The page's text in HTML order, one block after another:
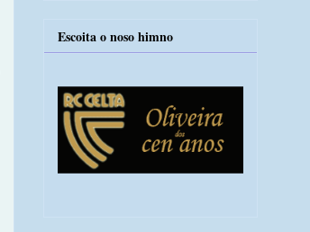
Escoita o noso himno